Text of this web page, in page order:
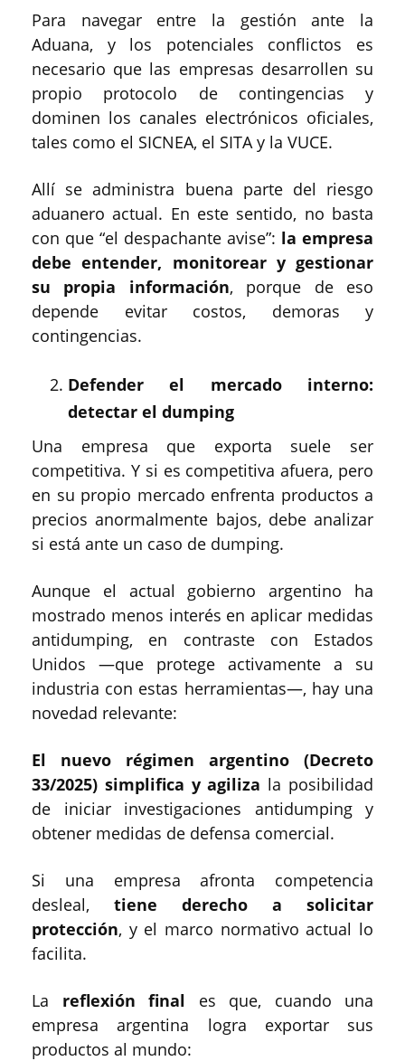
Para navegar entre la gestión ante la
Aduana, y los potenciales conflictos es
necesario que las empresas desarrollen su
propio protocolo de contingencias y
dominen los canales electrónicos oficiales,
tales como el SICNEA, el SITA y la VUCE.
Allí se administra buena parte del riesgo
aduanero actual. En este sentido, no basta
con que “el despachante avise”: la empresa
debe entender, monitorear y gestionar
su propia información, porque de eso
depende evitar costos, demoras y
contingencias.
Defender el mercado interno:
detectar el dumping
Una empresa que exporta suele ser
competitiva. Y si es competitiva afuera, pero
en su propio mercado enfrenta productos a
precios anormalmente bajos, debe analizar
si está ante un caso de dumping.
Aunque el actual gobierno argentino ha
mostrado menos interés en aplicar medidas
antidumping, en contraste con Estados
Unidos —que protege activamente a su
industria con estas herramientas—, hay una
novedad relevante:
El nuevo régimen argentino (Decreto
33/2025) simplifica y agiliza la posibilidad
de iniciar investigaciones antidumping y
obtener medidas de defensa comercial.
Si una empresa afronta competencia
desleal, tiene derecho a solicitar
protección, y el marco normativo actual lo
facilita.
La reflexión final es que, cuando una
empresa argentina logra exportar sus
productos al mundo: